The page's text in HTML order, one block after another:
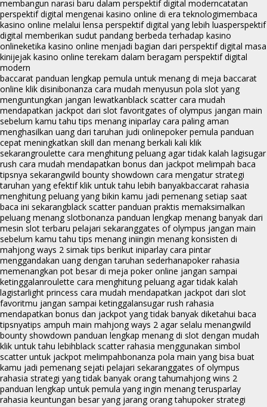
membangun narasi baru dalam perspektif digital moderncatatan
perspektif digital mengenai kasino online di era teknologimembaca
kasino online melalui lensa perspektif digital yang lebih luasperspektif
digital memberikan sudut pandang berbeda terhadap kasino
onlineketika kasino online menjadi bagian dari perspektif digital masa
kinijejak kasino online terekam dalam beragam perspektif digital
modern
baccarat panduan lengkap pemula untuk menang di meja baccarat
online klik disinibonanza cara mudah menyusun pola slot yang
menguntungkan jangan lewatkanblack scatter cara mudah
mendapatkan jackpot dari slot favoritgates of olympus jangan main
sebelum kamu tahu tips menang iniparlay cara paling aman
menghasilkan uang dari taruhan judi onlinepoker pemula panduan
cepat meningkatkan skill dan menang berkali kali klik
sekarangroulette cara menghitung peluang agar tidak kalah lagisugar
rush cara mudah mendapatkan bonus dan jackpot melimpah baca
tipsnya sekarangwild bounty showdown cara mengatur strategi
taruhan yang efektif klik untuk tahu lebih banyakbaccarat rahasia
menghitung peluang yang bikin kamu jadi pemenang setiap saat
baca ini sekarangblack scatter panduan praktis memaksimalkan
peluang menang slotbonanza panduan lengkap menang banyak dari
mesin slot terbaru pelajari sekaranggates of olympus jangan main
sebelum kamu tahu tips menang iniingin menang konsisten di
mahjong ways 2 simak tips berikut iniparlay cara pintar
menggandakan uang dengan taruhan sederhanapoker rahasia
memenangkan pot besar di meja poker online jangan sampai
ketinggalanroulette cara menghitung peluang agar tidak kalah
lagistarlight princess cara mudah mendapatkan jackpot dari slot
favoritmu jangan sampai ketinggalansugar rush rahasia
mendapatkan bonus dan jackpot yang tidak banyak diketahui baca
tipsnyatips ampuh main mahjong ways 2 agar selalu menangwild
bounty showdown panduan lengkap menang di slot dengan mudah
klik untuk tahu lebihblack scatter rahasia menggunakan simbol
scatter untuk jackpot melimpahbonanza pola main yang bisa buat
kamu jadi pemenang sejati pelajari sekaranggates of olympus
rahasia strategi yang tidak banyak orang tahumahjong wins 2
panduan lengkap untuk pemula yang ingin menang terusparlay
rahasia keuntungan besar yang jarang orang tahupoker strategi